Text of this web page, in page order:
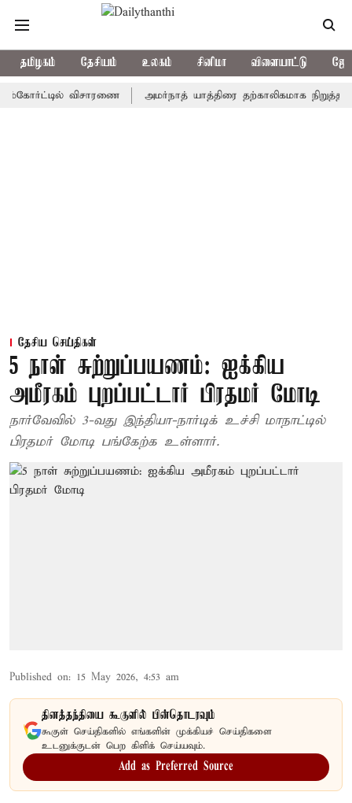
தமிழகம் தேசியம் உலகம் சினிமா விளையாட்டு
விசாரணை அமர்நாத் யாத்திரை தற்காலிகமாக நிறுத்தம்
தேசிய செய்திகள்
5 நாள் சுற்றுப்பயணம்: ஐக்கிய
அமீரகம் புறப்பட்டார் பிரதமர் மோடி
நார்வேவில் 3-வது இந்தியா-நார்டிக் உச்சி மாநாட்டில்
பிரதமர் மோடி பங்கேற்க உள்ளார்.
Published on: 15 May 2026, 4:53 am
தினத்தந்தியை கூகுளில் பின்தொடரவும்
கூகுள் செய்திகளில் எங்களின் முக்கியச் செய்திகளை
உடனுக்குடன் பெற கிளிக் செய்யவும்.
Add as Preferred Source